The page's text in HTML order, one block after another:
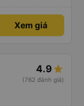
rất thoải mái và
Xem giá
4.9
(762 đánh giá)